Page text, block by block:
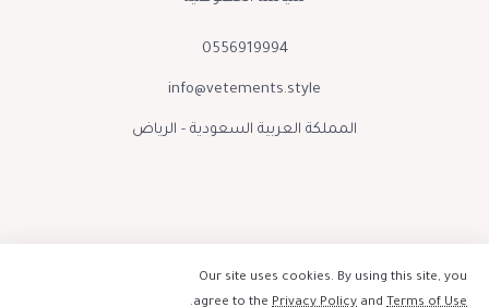
0556919994
info@vetements.style
المملكة العربية السعودية - الرياض
Our site uses cookies. By using this site, you
agree to the Privacy Policy and Terms of Use
.